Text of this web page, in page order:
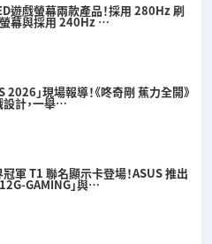
遊戲螢幕兩款產品！採用 280Hz 刷
幕與採用 240Hz …
2026」現場報導！《咚奇剛 蕉力全開》
設計，一舉…
冠軍 T1 聯名顯示卡登場！ASUS 推出
GAMING」與…